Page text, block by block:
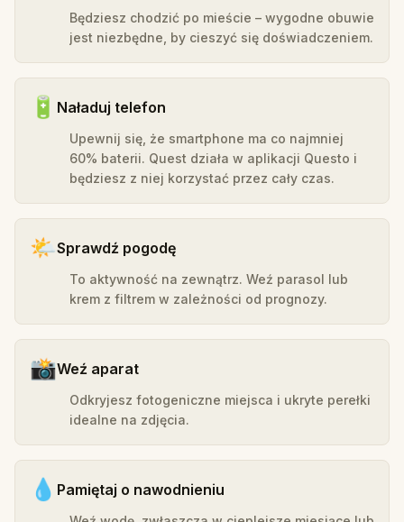
Będziesz chodzić po mieście – wygodne obuwie
jest niezbędne, by cieszyć się doświadczeniem.
🔋 Naładuj telefon
Upewnij się, że smartphone ma co najmniej
60% baterii. Quest działa w aplikacji Questo i
będziesz z niej korzystać przez cały czas.
🌤️Sprawdź pogodę
To aktywność na zewnątrz. Weź parasol lub
krem z filtrem w zależności od prognozy.
📸Weź aparat
Odkryjesz fotogeniczne miejsca i ukryte perełki
idealne na zdjęcia.
💧 Pamiętaj o nawodnieniu